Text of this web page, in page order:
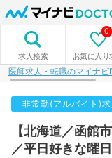
求人検索 お気に入り
0
医師求人・転職のマイナビ
非常勤(アルバイト)求
【北海道／函館
／平日好きな曜